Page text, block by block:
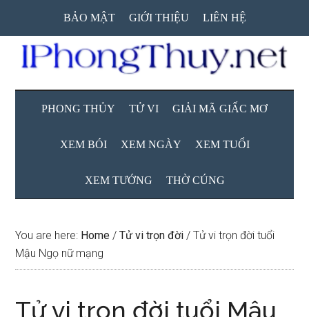
main
content
secondary
menu
primary
sidebar
BẢO MẬT GIỚI THIỆU LIÊN HỆ
PHONG THỦY TỬ VI GIẢI MÃ GIẤC MƠ
XEM BÓI XEM NGÀY XEM TUỔI
XEM TƯỚNG THỜ CÚNG
You are here: Home / Tử vi trọn đời / Tử vi trọn đời tuổi
Mậu Ngọ nữ mạng
Tử vi trọn đời tuổi Mậu